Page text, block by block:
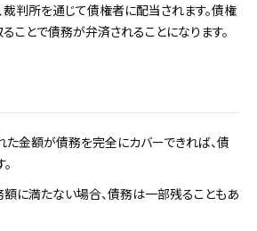
判所を通じて債権者に配当されます。債権
ことで債務が弁済されることになります。
た金額が債務を完全にカバーできれば、債
に満たない場合、債務は一部残ることもあ